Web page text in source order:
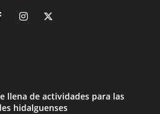
llena de actividades para las
hidalguenses